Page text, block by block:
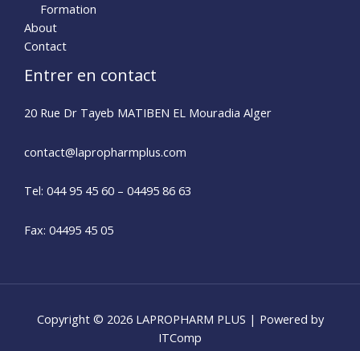
Formation
About
Contact
Entrer en contact
20 Rue Dr Tayeb MATIBEN EL Mouradia Alger
contact@lapropharmplus.com​
Tel: 044 95 45 60 – 04495 86 63
Fax: 04495 45 05
Copyright © 2026 LAPROPHARM PLUS | Powered by
ITComp